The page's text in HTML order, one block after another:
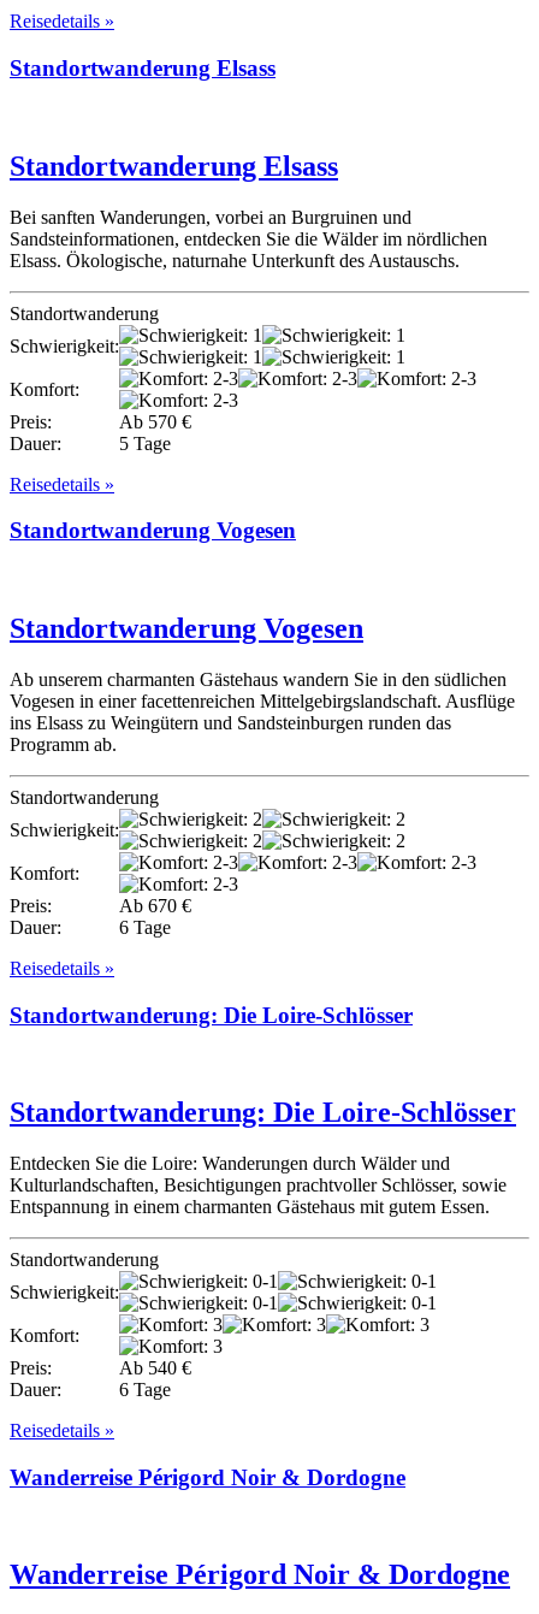
Reisedetails »
Standortwanderung Elsass
Standortwanderung Elsass
Bei sanften Wanderungen, vorbei an Burgruinen und
Sandsteinformationen, entdecken Sie die Wälder im nördlichen
Elsass. Ökologische, naturnahe Unterkunft des Austauschs.
Standortwanderung
Schwierigkeit:
Komfort:
Preis:
Ab 570 €
Dauer:
5 Tage
Reisedetails »
Standortwanderung Vogesen
Standortwanderung Vogesen
Ab unserem charmanten Gästehaus wandern Sie in den südlichen
Vogesen in einer facettenreichen Mittelgebirgslandschaft. Ausflüge
ins Elsass zu Weingütern und Sandsteinburgen runden das
Programm ab.
Standortwanderung
Schwierigkeit:
Komfort:
Preis:
Ab 670 €
Dauer:
6 Tage
Reisedetails »
Standortwanderung: Die Loire-Schlösser
Standortwanderung: Die Loire-Schlösser
Entdecken Sie die Loire: Wanderungen durch Wälder und
Kulturlandschaften, Besichtigungen prachtvoller Schlösser, sowie
Entspannung in einem charmanten Gästehaus mit gutem Essen.
Standortwanderung
Schwierigkeit:
Komfort:
Preis:
Ab 540 €
Dauer:
6 Tage
Reisedetails »
Wanderreise Périgord Noir & Dordogne
Wanderreise Périgord Noir & Dordogne